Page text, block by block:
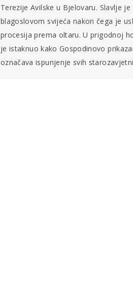
Terezije Avilske u Bjelovaru. Slavlje je
blagoslovom svijeća nakon čega je
procesija prema oltaru. U prigodnoj
je istaknuo kako Gospodinovo
označava ispunjenje svih